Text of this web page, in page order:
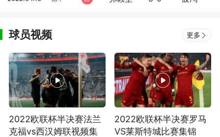
球员视频 更多
2022欧联杯半决赛法兰
克福vs西汉姆联视频集
2022欧联杯半决赛罗马
VS莱斯特城比赛集锦